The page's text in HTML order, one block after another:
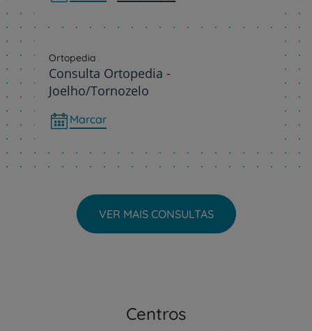
Ortopedia
Consulta Ortopedia -
Joelho/Tornozelo
Marcar
VER MAIS CONSULTAS
Centros